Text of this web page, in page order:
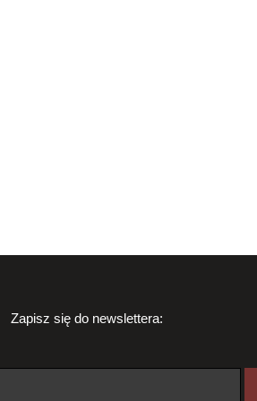
Zapisz się do newslettera: